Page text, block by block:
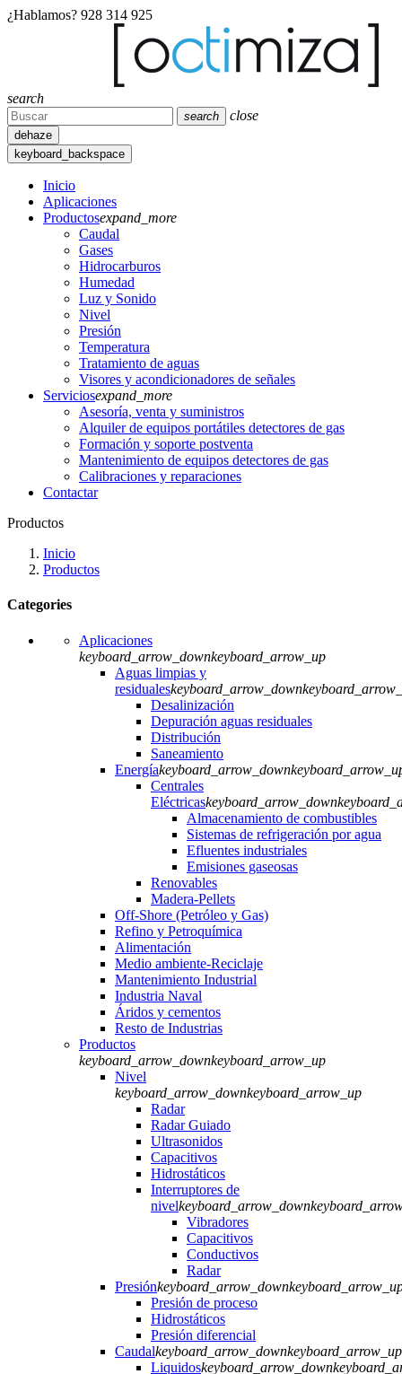
¿Hablamos? 928 314 925
search
search close
dehaze
keyboard_backspace
Inicio
Aplicaciones
Productosexpand_more
Caudal
Gases
Hidrocarburos
Humedad
Luz y Sonido
Nivel
Presión
Temperatura
Tratamiento de aguas
Visores y acondicionadores de señales
Serviciosexpand_more
Asesoría, venta y suministros
Alquiler de equipos portátiles detectores de gas
Formación y soporte postventa
Mantenimiento de equipos detectores de gas
Calibraciones y reparaciones
Contactar
Productos
Inicio
Productos
Categories
Aplicaciones
keyboard_arrow_downkeyboard_arrow_up
Aguas limpias y
residualeskeyboard_arrow_down
Desalinización
Depuración aguas residuales
Distribución
Saneamiento
Energíakeyboard_arrow_down
Centrales
Eléctricaskeyboard_arrow_down
Almacenamiento de combustibles
Sistemas de refrigeración por agua
Efluentes industriales
Emisiones gaseosas
Renovables
Madera-Pellets
Off-Shore (Petróleo y Gas)
Refino y Petroquímica
Alimentación
Medio ambiente-Reciclaje
Mantenimiento Industrial
Industria Naval
Áridos y cementos
Resto de Industrias
Productos
keyboard_arrow_downkeyboard_arrow_up
Nivel
keyboard_arrow_downkeyboard_arrow_up
Radar
Radar Guiado
Ultrasonidos
Capacitivos
Hidrostáticos
Interruptores de
nivelkeyboard_arrow_down
Vibradores
Capacitivos
Conductivos
Radar
Presiónkeyboard_arrow_down
Presión de proceso
Hidrostáticos
Presión diferencial
Caudalkeyboard_arrow_downkeyboard_arrow_up
Liquidoskeyboard_arrow_down